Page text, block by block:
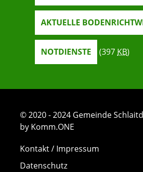
AKTUELLE
NOTDIENSTE (397 KB)
© 2020 - 2024 Gemeinde
by Komm.ONE
Kontakt / Impressum
Datenschutz